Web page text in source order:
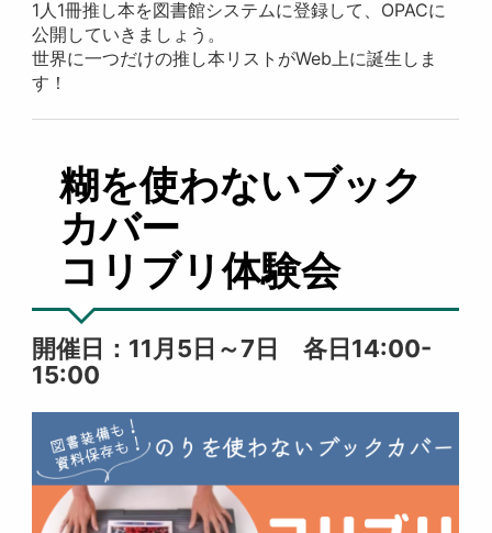
1人1冊推し本を図書館システムに登録して、OPACに
公開していきましょう。
世界に一つだけの推し本リストがWeb上に誕生しま
す！
糊を使わないブック
カバー
コリブリ体験会
開催日：11月5日～7日 各日14:00-
15:00